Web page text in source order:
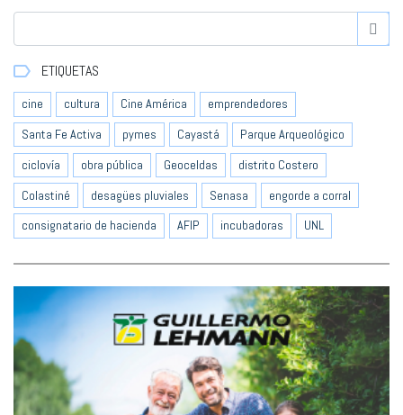
ETIQUETAS
cine cultura Cine América
emprendedores
Santa Fe Activa
pymes Cayastá
Parque Arqueológico
ciclovía
obra pública Geoceldas
distrito Costero
Colastiné
desagües pluviales Senasa
engorde a corral
consignatario de hacienda
AFIP incubadoras UNL